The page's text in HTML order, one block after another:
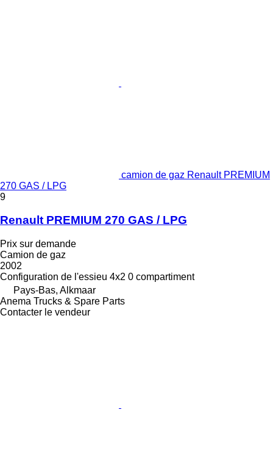
camion de gaz Renault PREMIUM
270 GAS / LPG
9
Renault PREMIUM 270 GAS / LPG
Prix sur demande
Camion de gaz
2002
Configuration de l'essieu 4x2 0 compartiment
Pays-Bas, Alkmaar
Anema Trucks & Spare Parts
Contacter le vendeur